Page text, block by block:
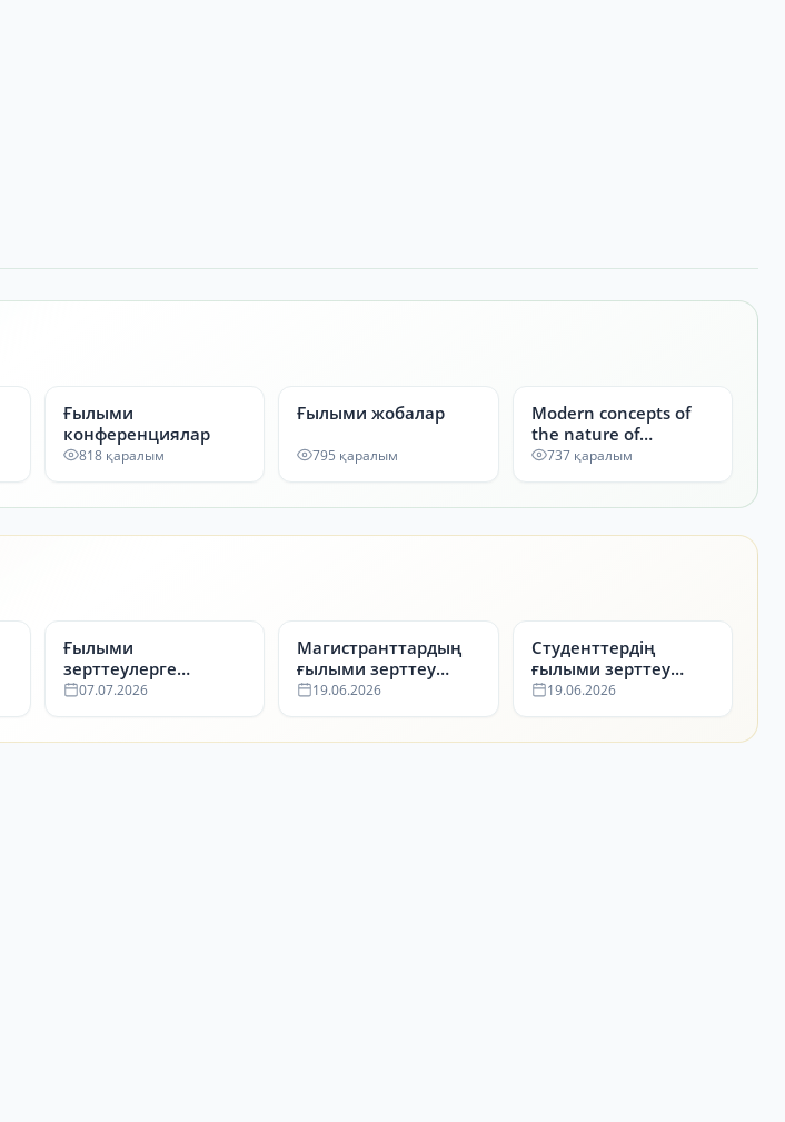
Ғылыми
конференциялар
818 қаралым
Ғылыми жобалар
795 қаралым
Modern concepts of
the nature of
chemical bonding:
737 қаралым
Ғылыми
зерттеулерге
арналған
07.07.2026
Магистранттардың
ғылыми зерттеу
жұмыстары
19.06.2026
Студенттердің
ғылыми зерттеу
жұмыстары
19.06.2026